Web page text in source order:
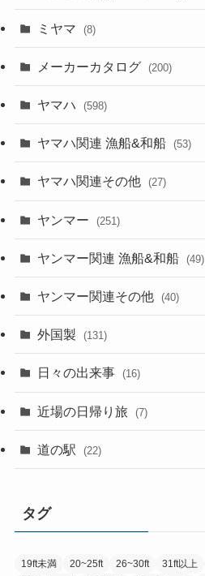
ミヤマ (8)
メーカーカタログ (200)
ヤマハ (598)
ヤマハ関連 漁船&和船 (53)
ヤマハ関連その他 (27)
ヤンマー (251)
ヤンマー関連 漁船&和船 (49)
ヤンマー関連その他 (40)
外国製 (131)
日々の出来事 (16)
近場の日帰り旅 (7)
道の駅 (22)
タグ
19ft未満 20~25ft 26~30ft 31ft以上